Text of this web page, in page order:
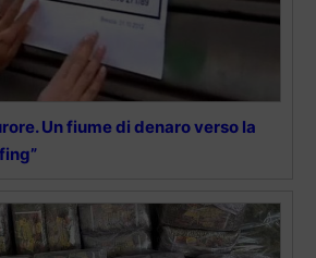
Un fiume di denaro verso la